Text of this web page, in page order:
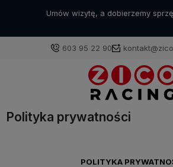
Umów wizytę, a dobierzemy
603 95 22 90
Polityka prywatności
POLITYKA